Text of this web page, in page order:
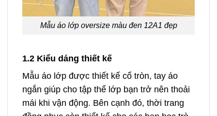
Mẫu áo lớp oversize màu đen 12A1 đẹp
1.2 Kiểu dáng thiết kế
Mẫu áo lớp được thiết kế cổ tròn, tay áo
ngắn giúp cho tập thể lớp bạn trở nên thoải
mái khi vận động. Bên cạnh đó, thời trang